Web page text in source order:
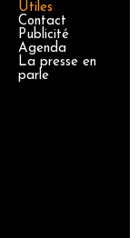
Utiles
Contact
Publicité
Agenda
La presse en
parle